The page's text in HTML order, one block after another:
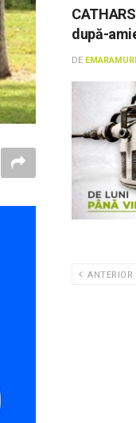
după-
DE
ANTERIOR